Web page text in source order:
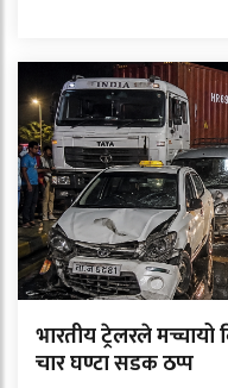
भारतीय ट्रेलरले मच्चायो
चार घण्टा सडक ठप्प